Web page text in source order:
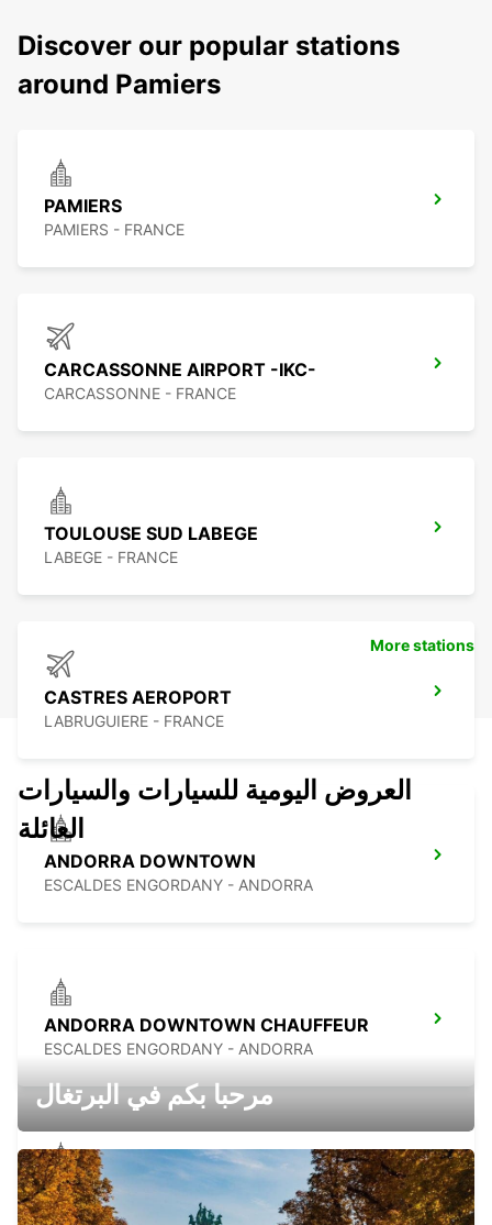
Discover our popular stations
around Pamiers
PAMIERS
PAMIERS - FRANCE
CARCASSONNE AIRPORT -IKC-
CARCASSONNE - FRANCE
TOULOUSE SUD LABEGE
LABEGE - FRANCE
CASTRES AEROPORT
LABRUGUIERE - FRANCE
ANDORRA DOWNTOWN
ESCALDES ENGORDANY - ANDORRA
ANDORRA DOWNTOWN CHAUFFEUR
ESCALDES ENGORDANY - ANDORRA
CASTRES
CASTRES - FRANCE
More stations
العروض اليومية للسيارات والسيارات
العائلة
مرحبا بكم في البرتغال